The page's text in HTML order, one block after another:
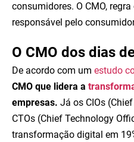
consumidores. O CMO,
responsável pelo
O CMO dos dias
De acordo com um estudo
CMO que lidera a
empresas. Já os CIOs
CTOs (Chief Technology
transformação digital em